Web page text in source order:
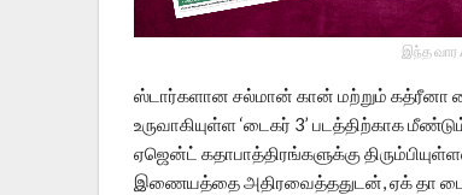
இந்த வார
ஸ்டார்களான சல்மான் கான் மற்றும் கத்ரீனா
உருவாகியுள்ள ‘டைகர் 3’ படத்திற்காக
ஏஜென்ட் கதாபாத்திரங்களுக்கு
இணையத்தை அதிரவைத்ததுடன், ஏக் தா